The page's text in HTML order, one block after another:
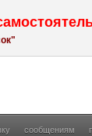
сообщениям